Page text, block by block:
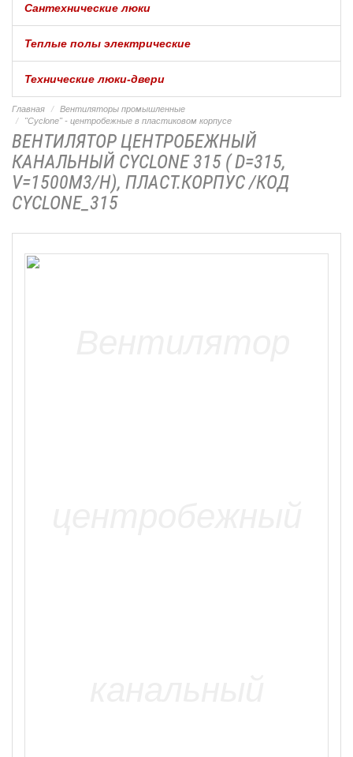
Сантехнические люки
Теплые полы электрические
Технические люки-двери
Главная
Вентиляторы промышленные
"Cyclone" - центробежные в пластиковом корпусе
ВЕНТИЛЯТОР ЦЕНТРОБЕЖНЫЙ
КАНАЛЬНЫЙ CYCLONE 315 ( D=315,
V=1500M3/H), ПЛАСТ.КОРПУС /КОД
CYCLONE_315